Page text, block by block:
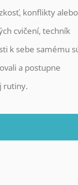
konflikty alebo
cvičení, techník
k sebe samému
a postupne
rutiny.